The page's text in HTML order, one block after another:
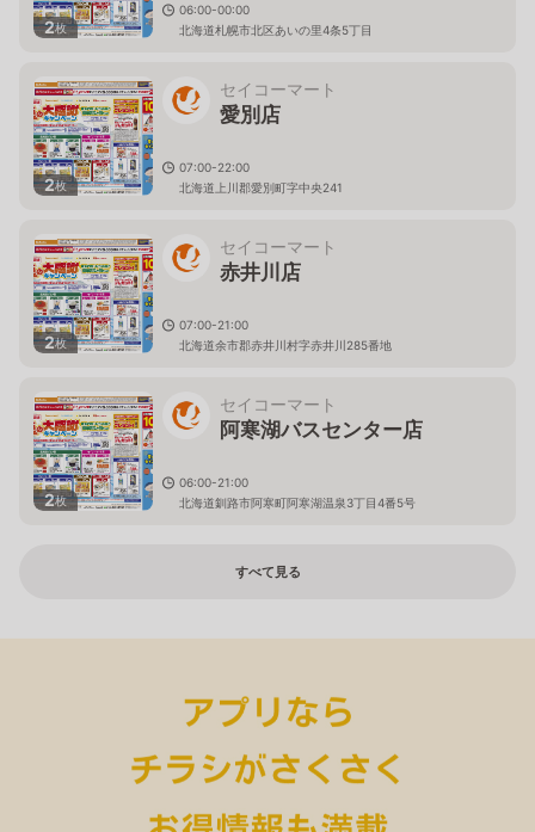
2枚
06:00-00:00
北海道札幌市北区あいの里4条5丁目
2枚
セイコーマート
愛別店
07:00-22:00
北海道上川郡愛別町字中央241
2枚
セイコーマート
赤井川店
07:00-21:00
北海道余市郡赤井川村字赤井川285番地
2枚
セイコーマート
阿寒湖バスセンター店
06:00-21:00
北海道釧路市阿寒町阿寒湖温泉3丁目4番5号
すべて見る